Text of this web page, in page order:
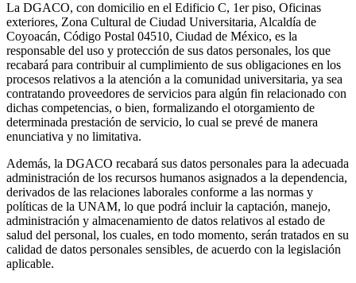
La DGACO, con domicilio en el Edificio C, 1er piso, Oficinas
exteriores, Zona Cultural de Ciudad Universitaria, Alcaldía de
Coyoacán, Código Postal 04510, Ciudad de México, es la
responsable del uso y protección de sus datos personales, los que
recabará para contribuir al cumplimiento de sus obligaciones en los
procesos relativos a la atención a la comunidad universitaria, ya sea
contratando proveedores de servicios para algún fin relacionado con
dichas competencias, o bien, formalizando el otorgamiento de
determinada prestación de servicio, lo cual se prevé de manera
enunciativa y no limitativa.
Además, la DGACO recabará sus datos personales para la adecuada
administración de los recursos humanos asignados a la dependencia,
derivados de las relaciones laborales conforme a las normas y
políticas de la UNAM, lo que podrá incluir la captación, manejo,
administración y almacenamiento de datos relativos al estado de
salud del personal, los cuales, en todo momento, serán tratados en su
calidad de datos personales sensibles, de acuerdo con la legislación
aplicable.